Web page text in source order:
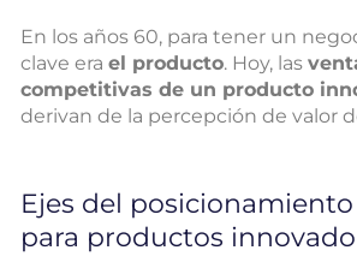
En los años 60, para tener un
clave erael producto. Hoy, las
competitivas de un producto
derivan de la percepción de valor
Ejes del
para productos